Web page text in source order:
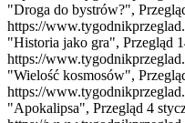
"Droga do bystrów?",
https://
"Historia jako gra", Przegląd
https://
"Wielość kosmosów",
https://
"Apokalipsa", Przegląd 4